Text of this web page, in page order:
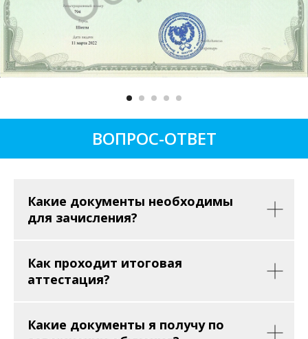
ВОПРОС-ОТВЕТ
Какие документы необходимы
для зачисления?
Как проходит итоговая
аттестация?
Какие документы я получу по